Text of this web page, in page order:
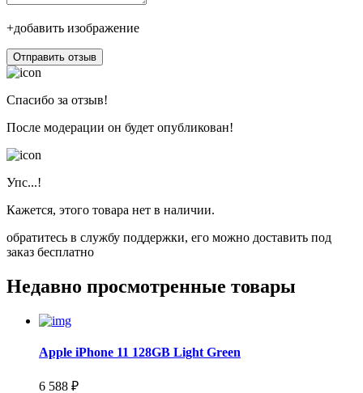
+добавить изображение
Отправить отзыв
Спасибо за отзыв!
После модерации он будет опубликован!
Упс...!
Кажется, этого товара нет в наличии.
обратитесь в службу поддержки, его можно доставить под
заказ бесплатно
Недавно просмотренные товары
Apple iPhone 11 128GB Light Green
6 588 ₽